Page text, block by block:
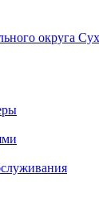
округа